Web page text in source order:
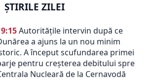
ȘTIRILE ZILEI
Autoritățile intervin după ce
a ajuns la un nou minim
A început scufundarea primei
pentru creșterea debitului spre
Nucleară de la Cernavodă